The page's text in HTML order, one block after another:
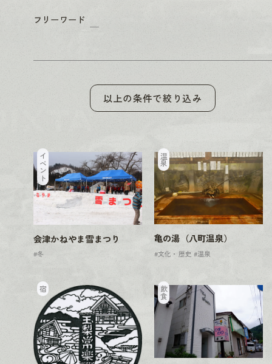
フリーワード
以上の条件で絞り込み
会津かねやま雪まつり
イベント
#冬
亀の湯（八町温泉）
温泉
#文化・歴史 #温泉
宿 飲食